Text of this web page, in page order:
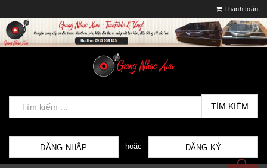
Thanh toán
TÌM KIẾM
ĐĂNG NHẬP hoặc ĐĂNG KÝ